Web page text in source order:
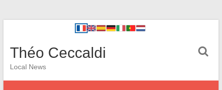
Théo Ceccaldi
Local News